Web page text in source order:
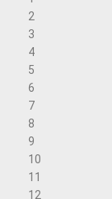
2
3
4
5
6
7
8
9
10
11
12